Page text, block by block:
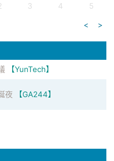
3 4
5
<
>
【YunTech】
夜 【GA244】